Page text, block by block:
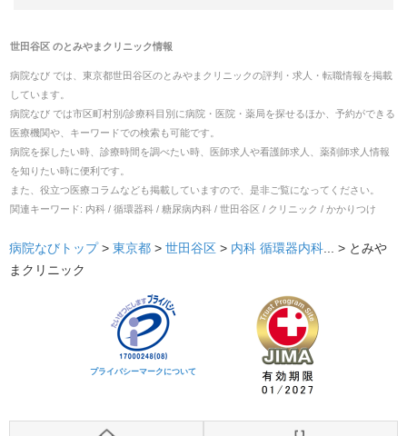
世田谷区のとみやまクリニック情報
病院なび では、 東京都世田谷区のとみやまクリニックの評判・求人・転職情報を掲載
しています。
病院なび では市区町村別/診療科目別に病院・医院・薬局を探せるほか、予約ができる
医療機関や、キーワードでの検索も可能です。
病院を探したい時、診療時間を調べたい時、医師求人や看護師求人、薬剤師求人情報
を知りたい時に便利です。
また、役立つ医療コラムなども掲載していますので、是非ご覧になってください。
関連キーワード: 内科 / 循環器科 / 糖尿病内科 / 世田谷区 / クリニック / かかりつけ
病院なびトップ > 東京都 > 世田谷区 > 内科 循環器内科... > とみや
まクリニック
プライバシーマークについて